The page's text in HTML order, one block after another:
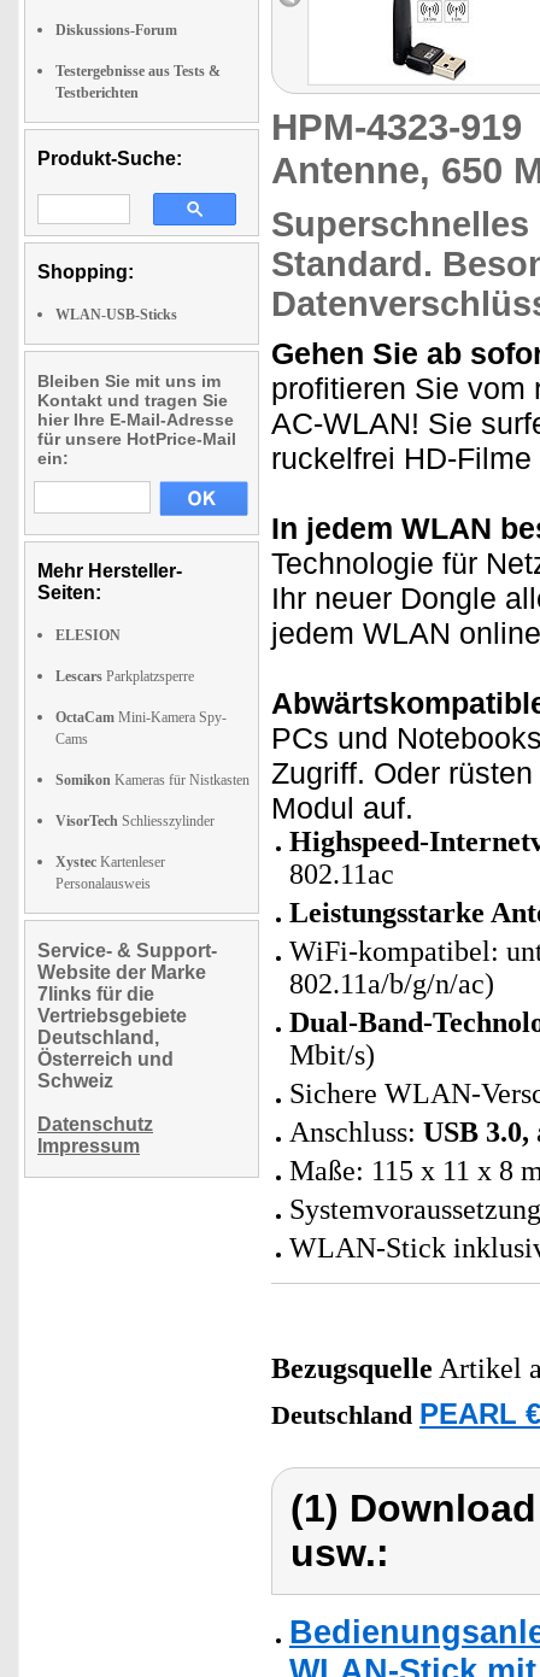
Diskussions-Forum
Testergebnisse aus Tests &
Testberichten
Produkt-Suche:
Shopping:
WLAN-USB-Sticks
Bleiben Sie mit uns im
Kontakt und tragen Sie
hier Ihre E-Mail-Adresse
für unsere HotPrice-Mail
ein:
Mehr Hersteller-
Seiten:
ELESION
Lescars Parkplatzsperre
OctaCam Mini-Kamera Spy-
Cams
Somikon Kameras für Nistkasten
VisorTech Schliesszylinder
Xystec Kartenleser
Personalausweis
Service- & Support-
Website der Marke
7links für die
Vertriebsgebiete
Deutschland,
Österreich und
Schweiz
Datenschutz
Impressum
HPM-4323-
Antenne, 650
Superschnelles
Standard.
Gehen Sie ab
profitieren Sie vom
AC-WLAN! Sie
ruckelfrei HD-Filme
In jedem WLAN
Technologie für
Ihr neuer Dongle
jedem WLAN
PCs und
Zugriff. Oder
Modul auf.
Highspeed-
802.11ac
Leistungsstarke
WiFi-kompatibel:
802.11a/b/g/n/ac)
Dual-Band-
Mbit/s)
Sichere WLAN-
Anschluss: USB 3.0,
Maße: 115 x 11 x 8
WLAN-Stick
Bezugsquelle Artikel
Deutschland PEARL
(1)
usw.: